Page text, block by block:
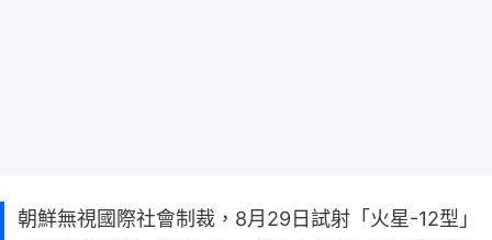
朝鮮無視國際社會制裁，8月29日試射「火星-12型」